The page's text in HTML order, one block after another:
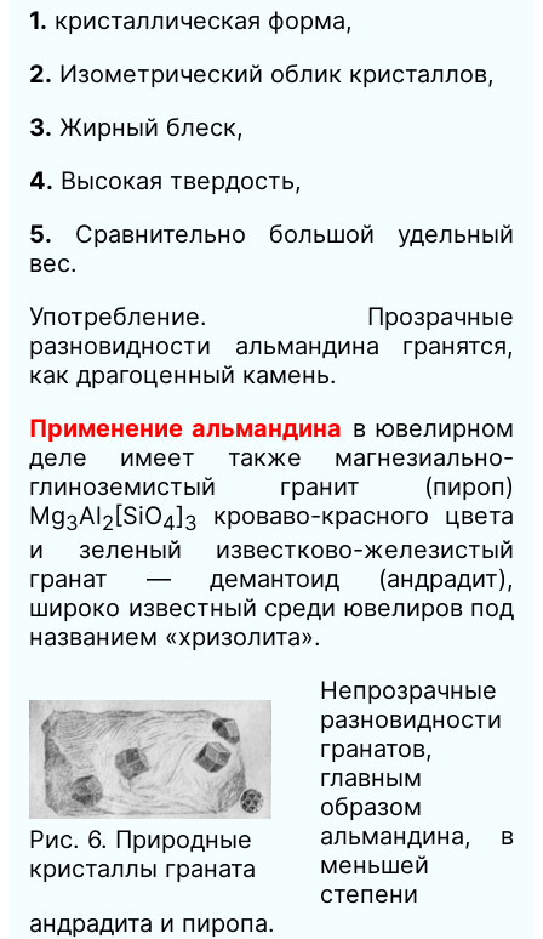
1. кристаллическая форма,
2. Изометрический облик кристаллов,
3. Жирный блеск,
4. Высокая твердость,
5. Сравнительно большой удельный
вес.
Употребление. Прозрачные
разновидности альмандина гранятся,
как драгоценный камень.
Применение альмандина в ювелирном
деле имеет также магнезиально-
глиноземистый гранит (пироп)
Mg3Al2 [SiO4]3
кроваво-красного цвета
и зеленый известково-железистый
гранат — демантоид (андрадит),
широко известный среди ювелиров под
названием «хризолита».
Рис. 6. Природные
кристаллы граната
Непрозрачные
разновидности
гранатов,
главным
образом
альмандина, в
меньшей
степени
андрадита и пиропа.